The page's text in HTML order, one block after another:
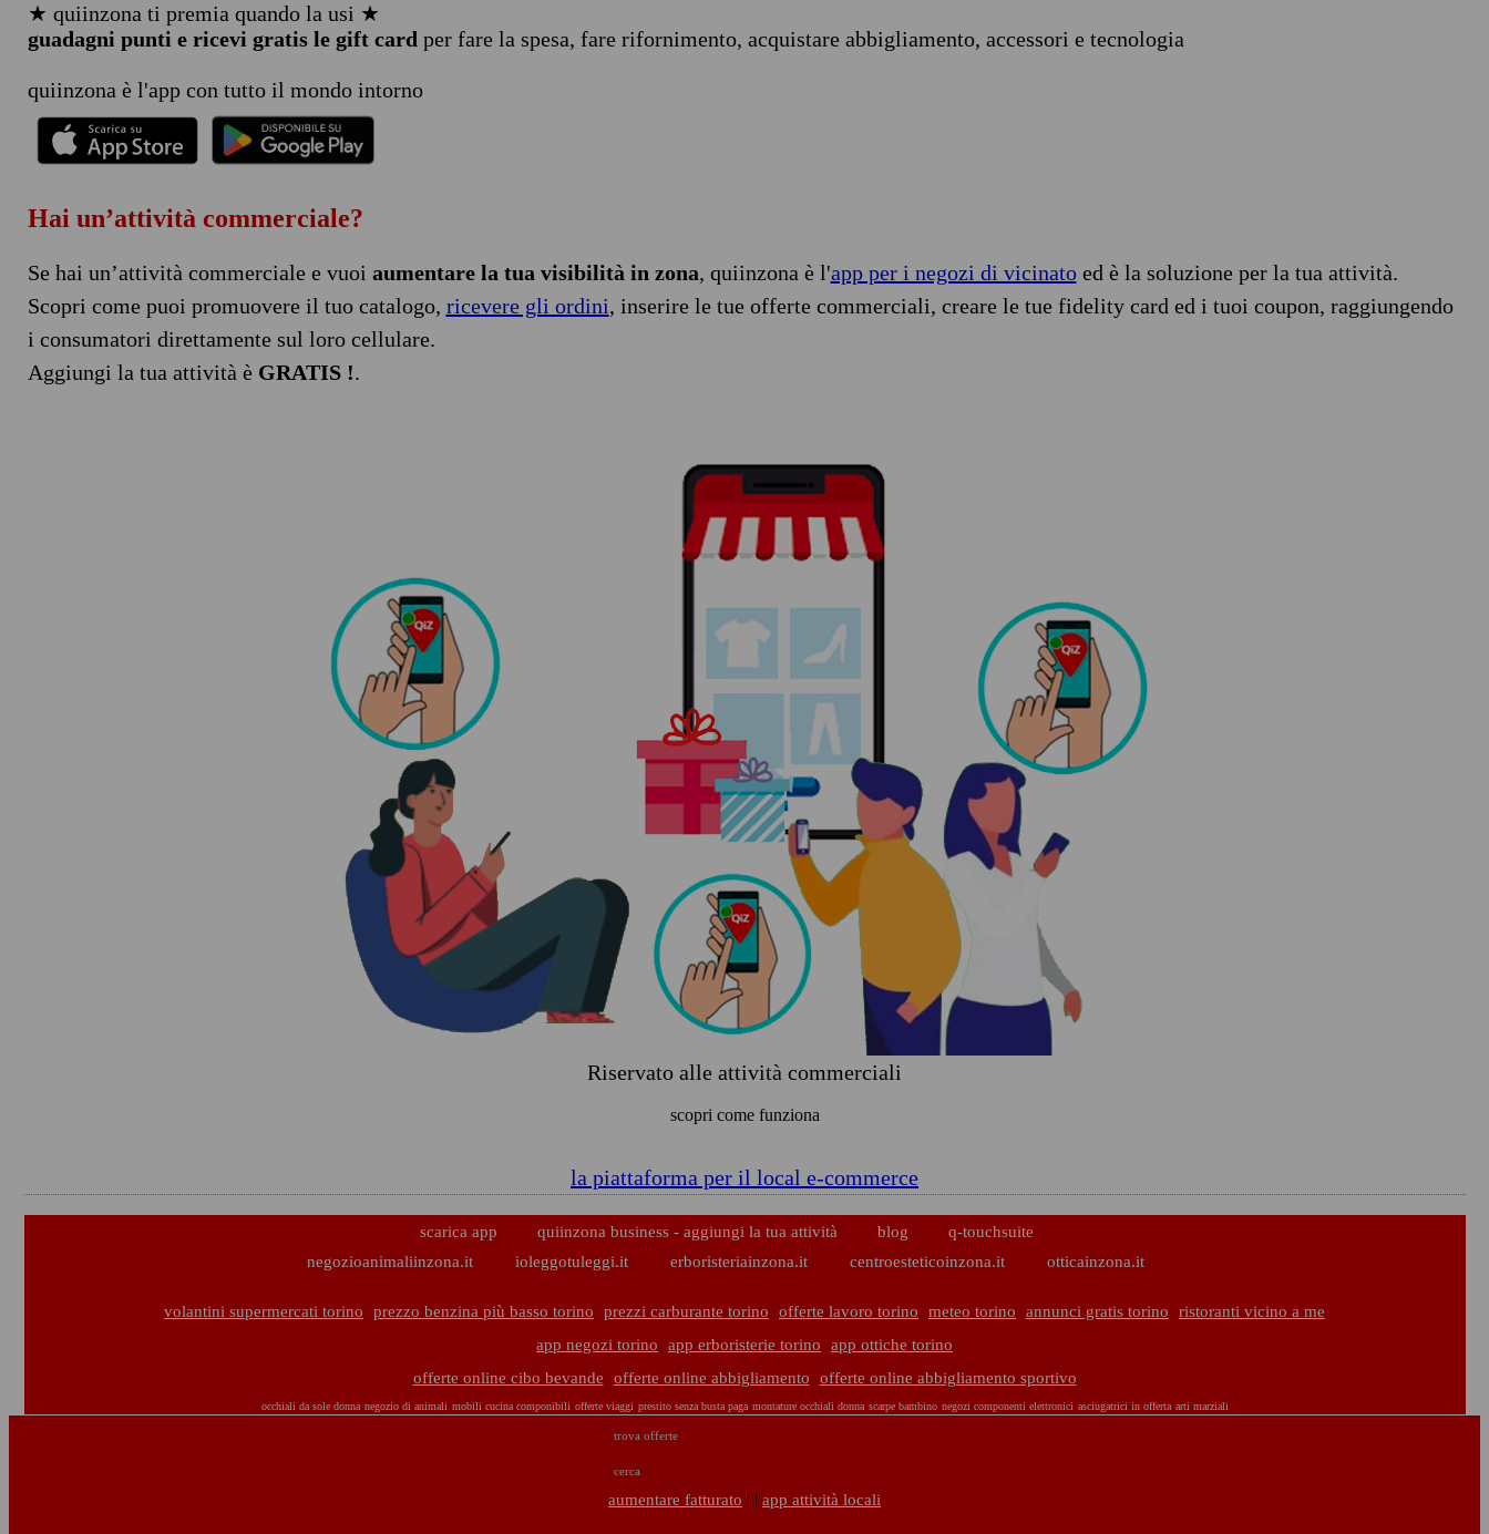
★ quiinzona ti premia quando la usi ★
guadagni punti e ricevi gratis le gift card per fare la spesa, fare rifornimento, acquistare abbigliamento, accessori e tecnologia
quiinzona è l'app con tutto il mondo intorno
Hai un’attività commerciale?
Se hai un’attività commerciale e vuoi aumentare la tua visibilità in zona, quiinzona è l'app per i negozi di vicinatoed è la soluzione per la tua attività.
Scopri come puoi promuovere il tuo catalogo, ricevere gli ordini, inserire le tue offerte commerciali, creare le tue fidelity card ed i tuoi coupon, raggiungendo
i consumatori direttamente sul loro cellulare.
Aggiungi la tua attività è GRATIS !.
Riservato alle attività commerciali
scopri come funziona
la piattaforma per il local e-commerce
scarica app quiinzona business - aggiungi la tua attività blog
q-touchsuite
negozioanimaliinzona.it
ioleggotuleggi.it erboristeriainzona.it centroesteticoinzona.it otticainzona.it
volantini supermercati torino prezzo benzina più basso torino prezzi carburante torino offerte lavoro torino meteo torino annunci gratis torino
ristoranti vicino a me
app negozi torino
app erboristerie torino
app ottiche torino
offerte online cibo bevande
offerte online abbigliamento offerte online abbigliamento sportivo
occhiali da sole donna negozio di animali mobili cucina componibili offerte viaggi prestito senza busta paga montature occhiali donna scarpe bambino negozi componenti elettronici asciugatrici in offerta arti marziali
trova offerte
cerca
aumentare fatturato | | app attività locali